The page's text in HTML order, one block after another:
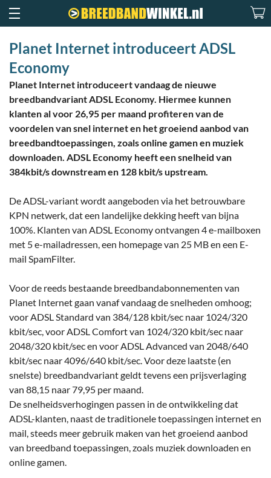
Planet Internet introduceert ADSL
Economy
Planet Internet introduceert vandaag de nieuwe
breedbandvariant ADSL Economy. Hiermee kunnen
klanten al voor 26,95 per maand profiteren van de
voordelen van snel internet en het groeiend aanbod van
breedbandtoepassingen, zoals online gamen en muziek
downloaden. ADSL Economy heeft een snelheid van
384kbit/s downstream en 128 kbit/s upstream.
De ADSL-variant wordt aangeboden via het betrouwbare
KPN netwerk, dat een landelijke dekking heeft van bijna
100%. Klanten van ADSL Economy ontvangen 4 e-mailboxen
met 5 e-mailadressen, een homepage van 25 MB en een E-
mail SpamFilter.
Voor de reeds bestaande breedbandabonnementen van
Planet Internet gaan vanaf vandaag de snelheden omhoog;
voor ADSL Standard van 384/128 kbit/sec naar 1024/320
kbit/sec, voor ADSL Comfort van 1024/320 kbit/sec naar
2048/320 kbit/sec en voor ADSL Advanced van 2048/640
kbit/sec naar 4096/640 kbit/sec. Voor deze laatste (en
snelste) breedbandvariant geldt tevens een prijsverlaging
van 88,15 naar 79,95 per maand.
De snelheidsverhogingen passen in de ontwikkeling dat
ADSL-klanten, naast de traditionele toepassingen internet en
mail, steeds meer gebruik maken van het groeiend aanbod
van breedband toepassingen, zoals muziek downloaden en
online gamen.